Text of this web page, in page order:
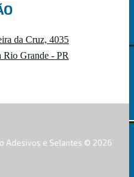
da Cruz, 4035
Rio Grande - PR
Adesivos e Selantes © 2026